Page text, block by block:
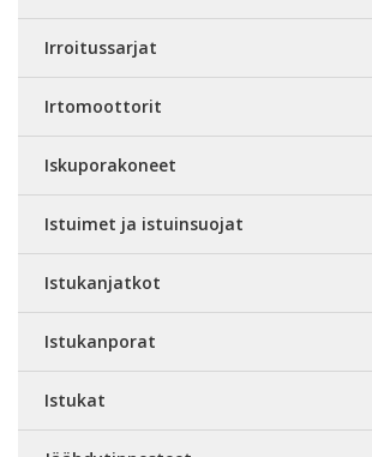
Irroitussarjat
Irtomoottorit
Iskuporakoneet
Istuimet ja istuinsuojat
Istukanjatkot
Istukanporat
Istukat